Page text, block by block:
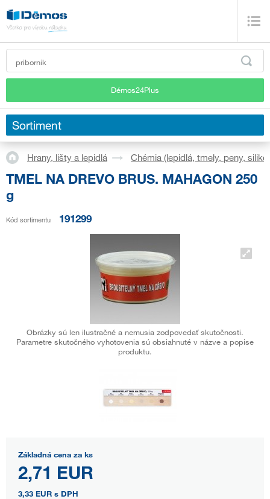
Démos24Plus
Sortiment
Hrany, lišty a lepidlá Chémia (lepidlá, tmely, peny,
TMEL NA DREVO BRUS. MAHAGON 250
g
Kód sortimentu 191299
Obrázky sú len ilustračné a nemusia zodpovedať skutočnosti.
Parametre skutočného vyhotovenia sú obsiahnuté v názve a popise
produktu.
Základná cena za ks
2,71 EUR
3,33 EUR s DPH